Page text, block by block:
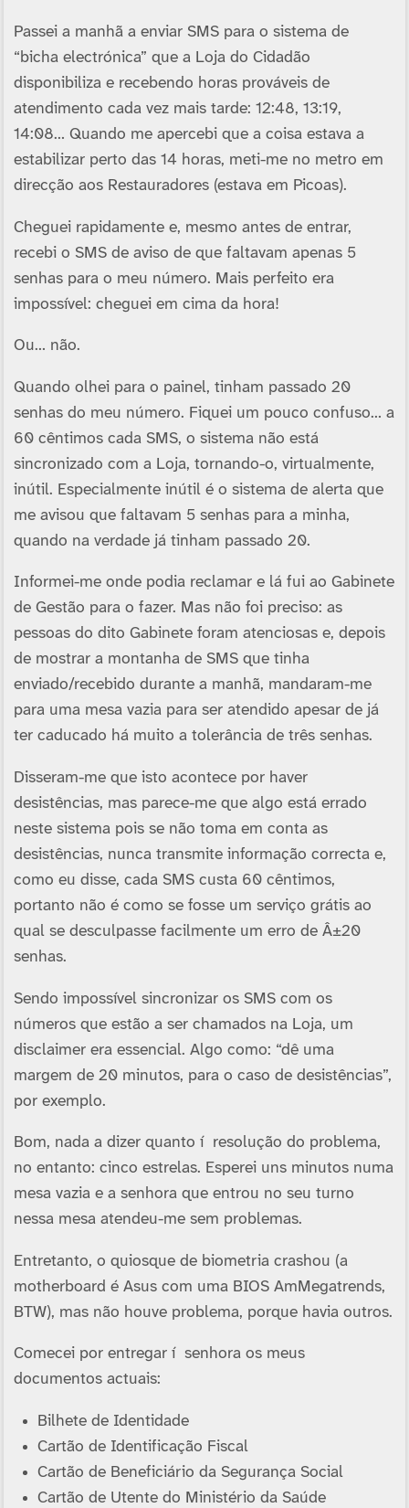
Passei a manhã a enviar SMS para o sistema de
“bicha electrónica” que a Loja do Cidadão
disponibiliza e recebendo horas prováveis de
atendimento cada vez mais tarde: 12:48, 13:19,
14:08… Quando me apercebi que a coisa estava a
estabilizar perto das 14 horas, meti-me no metro em
direcção aos Restauradores (estava em Picoas).
Cheguei rapidamente e, mesmo antes de entrar,
recebi o SMS de aviso de que faltavam apenas 5
senhas para o meu número. Mais perfeito era
impossí­vel: cheguei em cima da hora!
Ou… não.
Quando olhei para o painel, tinham passado 20
senhas do meu número. Fiquei um pouco confuso… a
60 cêntimos cada SMS, o sistema não está
sincronizado com a Loja, tornando-o, virtualmente,
inútil. Especialmente inútil é o sistema de alerta que
me avisou que faltavam 5 senhas para a minha,
quando na verdade já tinham passado 20.
Informei-me onde podia reclamar e lá fui ao Gabinete
de Gestão para o fazer. Mas não foi preciso: as
pessoas do dito Gabinete foram atenciosas e, depois
de mostrar a montanha de SMS que tinha
enviado/recebido durante a manhã, mandaram-me
para uma mesa vazia para ser atendido apesar de já
ter caducado há muito a tolerância de três senhas.
Disseram-me que isto acontece por haver
desistências, mas parece-me que algo está errado
neste sistema pois se não toma em conta as
desistências, nunca transmite informação correcta e,
como eu disse, cada SMS custa 60 cêntimos,
portanto não é como se fosse um serviço grátis ao
qual se desculpasse facilmente um erro de Â±20
senhas.
Sendo impossí­vel sincronizar os SMS com os
números que estão a ser chamados na Loja, um
disclaimer era essencial. Algo como: “dê uma
margem de 20 minutos, para o caso de desistências”,
por exemplo.
Bom, nada a dizer quanto í resolução do problema,
no entanto: cinco estrelas. Esperei uns minutos numa
mesa vazia e a senhora que entrou no seu turno
nessa mesa atendeu-me sem problemas.
Entretanto, o quiosque de biometria crashou (a
motherboard é Asus com uma BIOS AmMegatrends,
BTW), mas não houve problema, porque havia outros.
Comecei por entregar í senhora os meus
documentos actuais:
Bilhete de Identidade
Cartão de Identificação Fiscal
Cartão de Beneficiário da Segurança Social
Cartão de Utente do Ministério da Saúde